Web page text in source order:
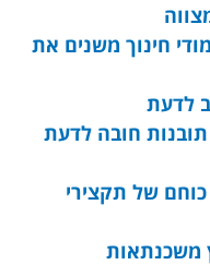
חינוך משנים את
לדעת
המהפכה הדיגיטלית: 3-8 תובנות חובה לדעת
של תקצירי
משכנתאות